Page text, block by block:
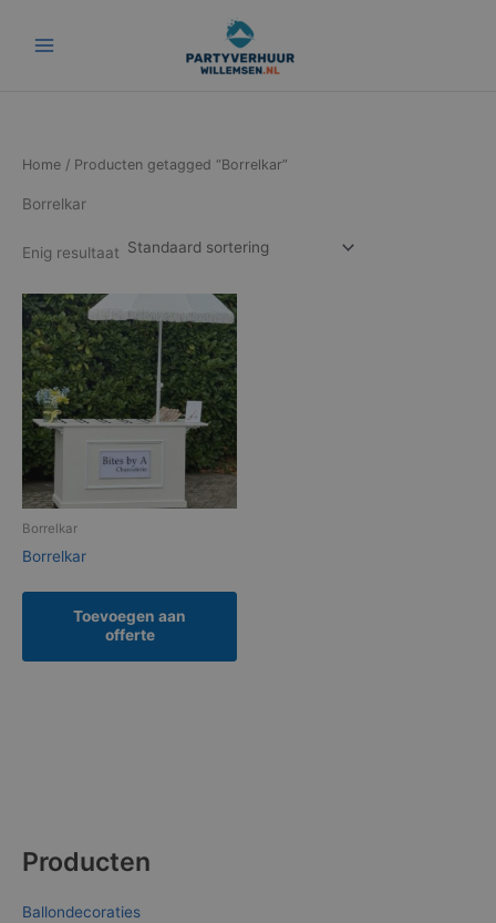
Producten
Ballondecoraties
Home / Producten getagged “Borrelkar”
Borrelkar
Enig resultaat
Borrelkar
Borrelkar
Toevoegen aan
offerte